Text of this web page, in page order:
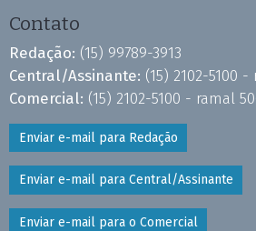
Contato
Redação: (15) 99789-3913
Central/Assinante: (15) 2102-5100 -
Comercial: (15) 2102-5100 - ramal
Enviar e-mail para Redação
Enviar e-mail para Central/Assinante
Enviar e-mail para o Comercial